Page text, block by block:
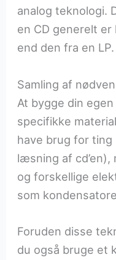
analog teknologi.
en CD generelt
end den fra en LP.
Samling af
At bygge din
specifikke
have brug for ting
læsning af cd’en),
og forskellige
som
Foruden disse
du også bruge et